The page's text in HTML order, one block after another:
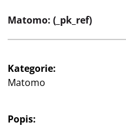
Informace pro zákazníky
Matomo: (_pk_ref)
Kategorie:
Matomo
Popis: